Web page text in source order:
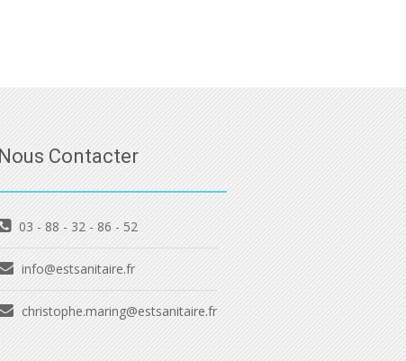
Nous Contacter
03 - 88 - 32 - 86 - 52
info@estsanitaire.fr
christophe.maring@estsanitaire.fr